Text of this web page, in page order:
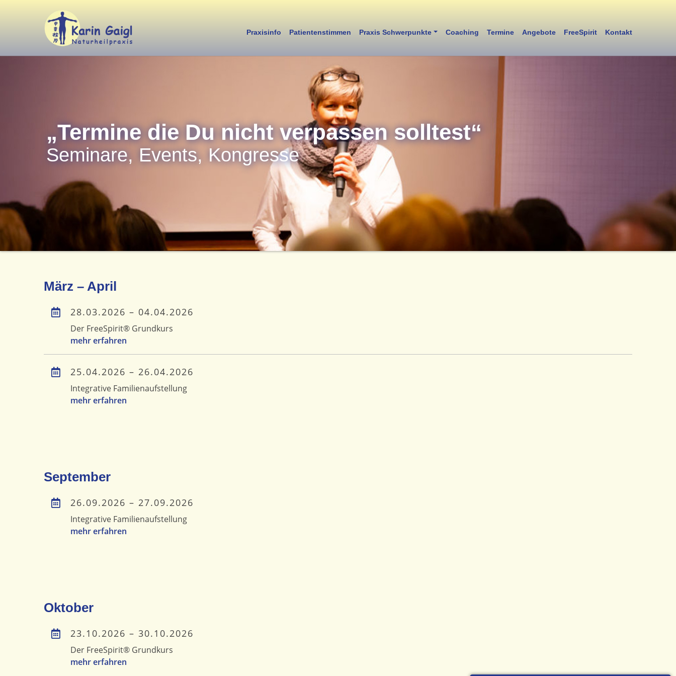
Praxisinfo Patientenstimmen Praxis Schwerpunkte Coaching Termine Angebote FreeSpirit Kontakt
„Termine die Du nicht verpassen solltest“
Seminare, Events, Kongresse
März – April
28.03.2026 – 04.04.2026
Der FreeSpirit® Grundkurs
mehr erfahren
25.04.2026 – 26.04.2026
Integrative Familienaufstellung
mehr erfahren
September
26.09.2026 – 27.09.2026
Integrative Familienaufstellung
mehr erfahren
Oktober
23.10.2026 – 30.10.2026
Der FreeSpirit® Grundkurs
mehr erfahren